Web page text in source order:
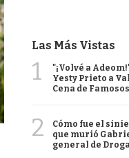
Las Más Vistas
1
"¡Volvé a
Yesty Prieto a
Cena de Famosos
2
Cómo fue el
que murió
general de